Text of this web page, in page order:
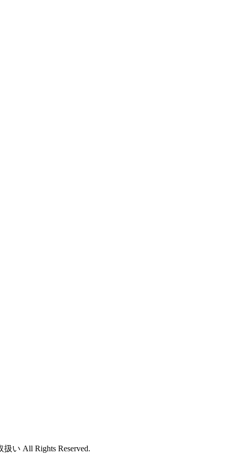
い All Rights Reserved.